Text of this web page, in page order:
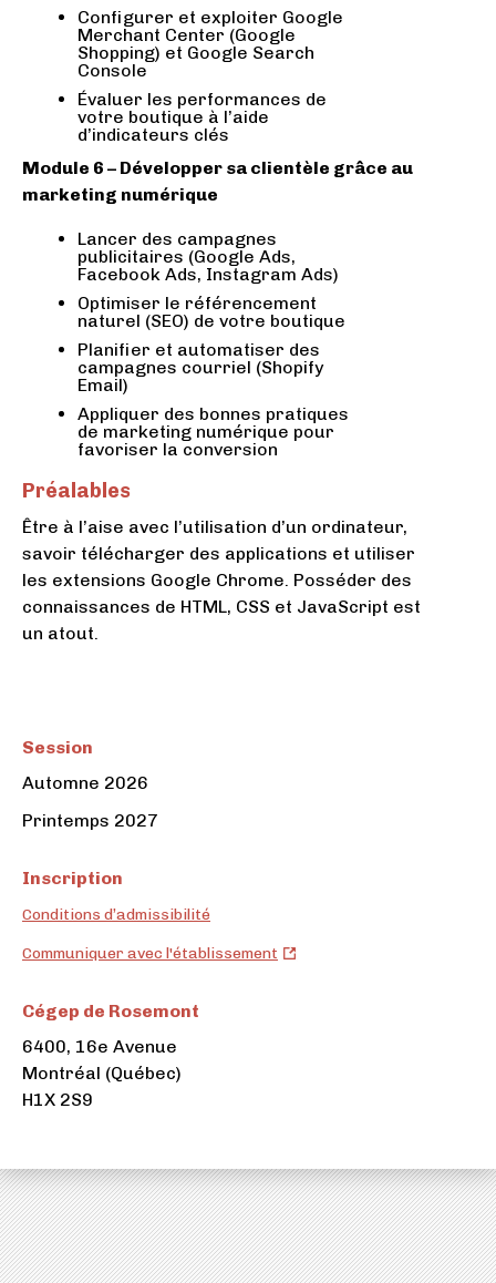
Configurer et exploiter Google
Merchant Center (Google
Shopping) et Google Search
Console
Évaluer les performances de
votre boutique à l’aide
d’indicateurs clés
Module 6 – Développer sa clientèle grâce au
marketing numérique
Lancer des campagnes
publicitaires (Google Ads,
Facebook Ads, Instagram Ads)
Optimiser le référencement
naturel (SEO) de votre boutique
Planifier et automatiser des
campagnes courriel (Shopify
Email)
Appliquer des bonnes pratiques
de marketing numérique pour
favoriser la conversion
Préalables
Être à l’aise avec l’utilisation d’un ordinateur,
savoir télécharger des applications et utiliser
les extensions Google Chrome. Posséder des
connaissances de HTML, CSS et JavaScript est
un atout.
Session
Automne 2026
Printemps 2027
Inscription
Conditions d’admissibilité
Communiquer avec l'établissement Cégep
Cégep de Rosemont
6400, 16e Avenue
Montréal (Québec)
H1X 2S9